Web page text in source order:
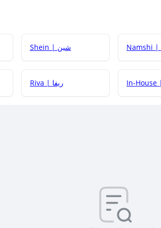
Shein | شين
Riva | ريفا